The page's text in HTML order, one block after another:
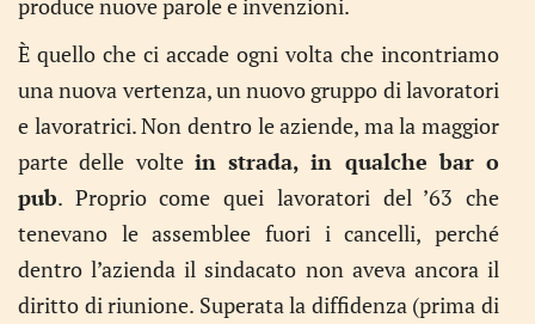
È quello che ci accade ogni volta che incontriamo
una nuova vertenza, un nuovo gruppo di lavoratori
e lavoratrici. Non dentro le aziende, ma la maggior
parte delle volte in strada, in qualche bar o
pub. Proprio come quei lavoratori del ’63 che
tenevano le assemblee fuori i cancelli, perché
dentro l’azienda il sindacato non aveva ancora il
diritto di riunione. Superata la diffidenza (prima di